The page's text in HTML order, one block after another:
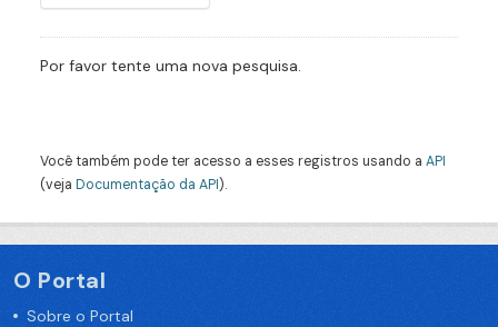
Por favor tente uma nova pesquisa.
Você também pode ter acesso a esses registros usando a API
(veja Documentação da API).
O Portal
Sobre o Portal